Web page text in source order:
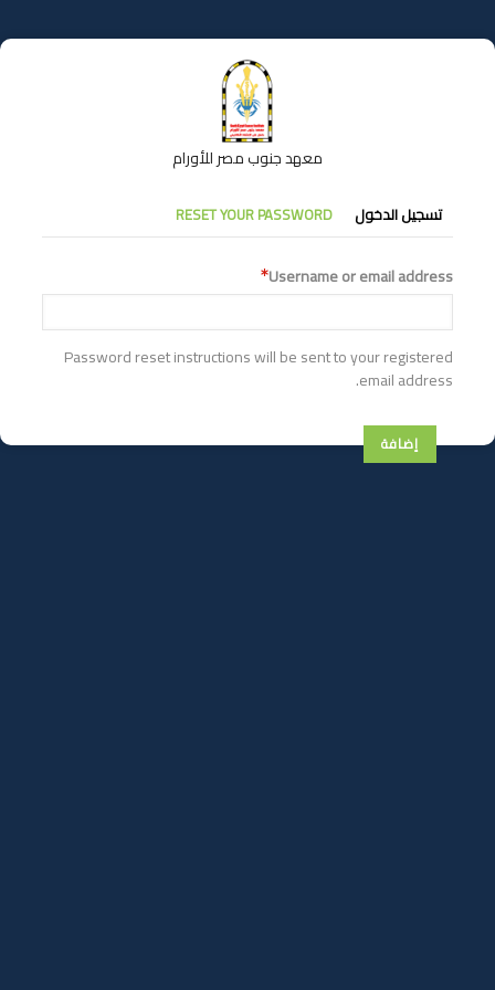
إلى
المحتوى
معهد جنوب مصر للأورام
التبويبات
الأساسية
تسجيل الدخول RESET YOUR PASSWORD
Username or email address
Password reset instructions will be sent to your registered
email address.